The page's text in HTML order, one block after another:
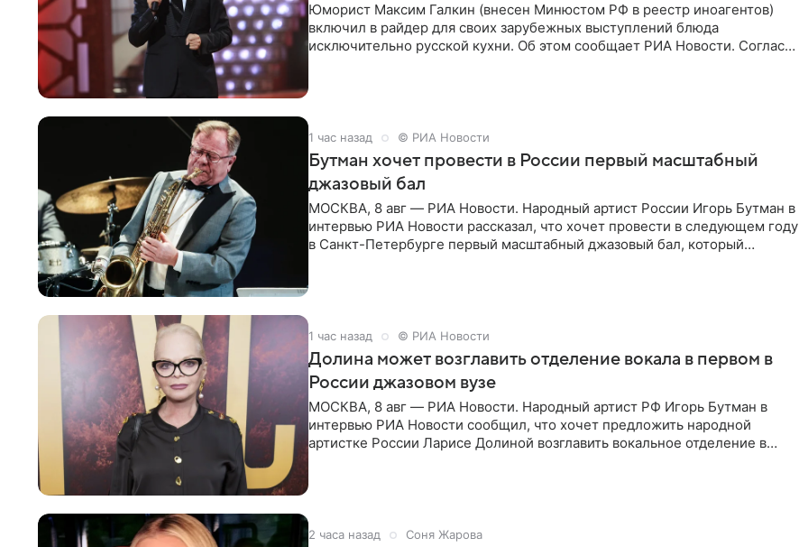
Юморист Максим Галкин (внесен Минюстом РФ в реестр иноагентов)
включил в райдер для своих зарубежных выступлений блюда
исключительно русской кухни. Об этом сообщает РИА Новости. Согласно
1 час назад © РИА Новости
Бутман хочет провести в России первый масштабный
джазовый бал
МОСКВА, 8 авг — РИА Новости. Народный артист России Игорь Бутман в
интервью РИА Новости рассказал, что хочет провести в следующем году
в Санкт-Петербурге первый масштабный джазовый бал, который
1 час назад © РИА Новости
Долина может возглавить отделение вокала в первом в
России джазовом вузе
МОСКВА, 8 авг — РИА Новости. Народный артист РФ Игорь Бутман в
интервью РИА Новости сообщил, что хочет предложить народной
артистке России Ларисе Долиной возглавить вокальное отделение в
2 часа назад Соня Жарова